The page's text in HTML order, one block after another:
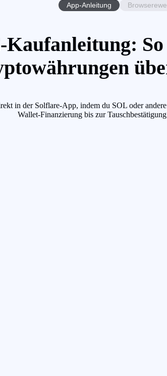
App-Anleitung
in der Solflare-App, indem du SOL oder
Wallet-Finanzierung bis zur